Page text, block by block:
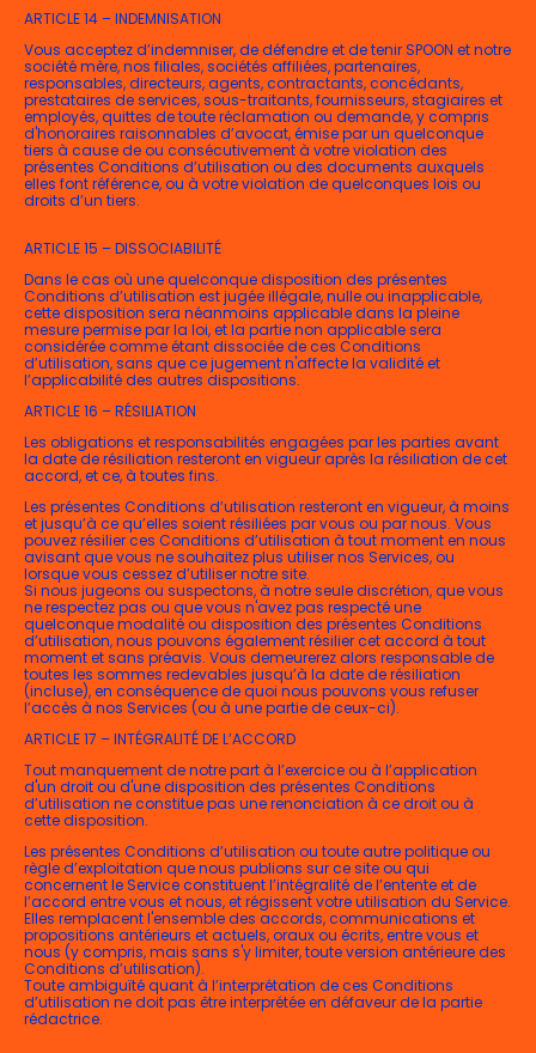
ARTICLE 14 – INDEMNISATION
Vous acceptez d’indemniser, de défendre et de tenir SPOON et notre
société mère, nos filiales, sociétés affiliées, partenaires,
responsables, directeurs, agents, contractants, concédants,
prestataires de services, sous-traitants, fournisseurs, stagiaires et
employés, quittes de toute réclamation ou demande, y compris
d'honoraires raisonnables d’avocat, émise par un quelconque
tiers à cause de ou consécutivement à votre violation des
présentes Conditions d’utilisation ou des documents auxquels
elles font référence, ou à votre violation de quelconques lois ou
droits d’un tiers.
ARTICLE 15 – DISSOCIABILITÉ
Dans le cas où une quelconque disposition des présentes
Conditions d’utilisation est jugée illégale, nulle ou inapplicable,
cette disposition sera néanmoins applicable dans la pleine
mesure permise par la loi, et la partie non applicable sera
considérée comme étant dissociée de ces Conditions
d’utilisation, sans que ce jugement n'affecte la validité et
l’applicabilité des autres dispositions.
ARTICLE 16 – RÉSILIATION
Les obligations et responsabilités engagées par les parties avant
la date de résiliation resteront en vigueur après la résiliation de cet
accord, et ce, à toutes fins.
Les présentes Conditions d’utilisation resteront en vigueur, à moins
et jusqu’à ce qu’elles soient résiliées par vous ou par nous. Vous
pouvez résilier ces Conditions d’utilisation à tout moment en nous
avisant que vous ne souhaitez plus utiliser nos Services, ou
lorsque vous cessez d’utiliser notre site.
Si nous jugeons ou suspectons, à notre seule discrétion, que vous
ne respectez pas ou que vous n'avez pas respecté une
quelconque modalité ou disposition des présentes Conditions
d’utilisation, nous pouvons également résilier cet accord à tout
moment et sans préavis. Vous demeurerez alors responsable de
toutes les sommes redevables jusqu’à la date de résiliation
(incluse), en conséquence de quoi nous pouvons vous refuser
l’accès à nos Services (ou à une partie de ceux-ci).
ARTICLE 17 – INTÉGRALITÉ DE L’ACCORD
Tout manquement de notre part à l’exercice ou à l’application
d'un droit ou d'une disposition des présentes Conditions
d’utilisation ne constitue pas une renonciation à ce droit ou à
cette disposition.
Les présentes Conditions d’utilisation ou toute autre politique ou
règle d’exploitation que nous publions sur ce site ou qui
concernent le Service constituent l’intégralité de l’entente et de
l’accord entre vous et nous, et régissent votre utilisation du Service.
Elles remplacent l'ensemble des accords, communications et
propositions antérieurs et actuels, oraux ou écrits, entre vous et
nous (y compris, mais sans s'y limiter, toute version antérieure des
Conditions d’utilisation).
Toute ambiguïté quant à l’interprétation de ces Conditions
d’utilisation ne doit pas être interprétée en défaveur de la partie
rédactrice.